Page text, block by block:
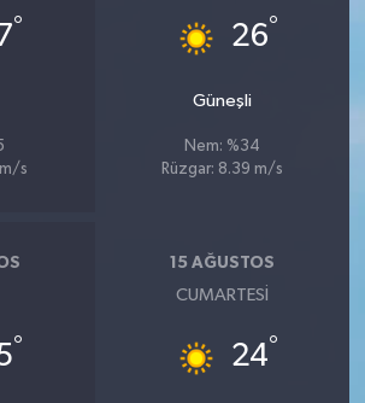
°
s
26°
Güneşli
Nem: %34
Rüzgar: 8.39 m/s
°
15 AĞUSTOS
CUMARTESI
24°